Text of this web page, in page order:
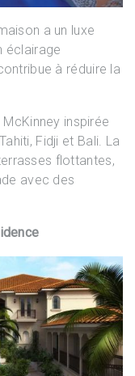
a un luxe
éclairage
à réduire la
inspirée
Fidji et Bali. La
flottantes,
avec des